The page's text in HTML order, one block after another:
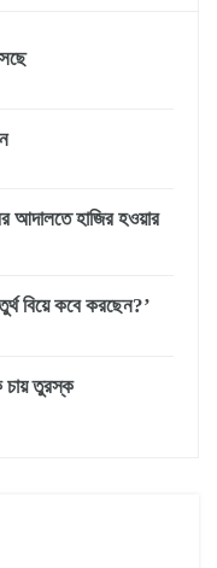
আদালতে হাজির হওয়ার
বিয়ে কবে করছেন?’
চায় তুরস্ক